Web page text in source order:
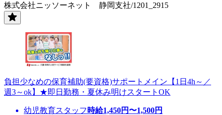
株式会社ニッソーネット 静岡支社/1201_2915
負担少なめの保育補助(要資格)サポートメイン【1日4h～／
週3～ok】★即日勤務・夏休み明けスタートOK
幼児教育スタッフ 時給1,450円〜1,500円